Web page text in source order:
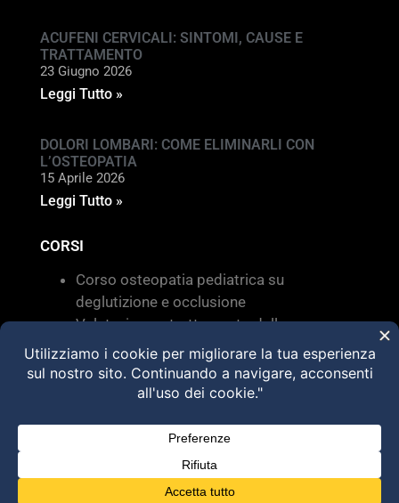
ACUFENI CERVICALI: SINTOMI, CAUSE E
TRATTAMENTO
23 Giugno 2026
Leggi Tutto »
DOLORI LOMBARI: COME ELIMINARLI CON
L’OSTEOPATIA
15 Aprile 2026
Leggi Tutto »
CORSI
Corso osteopatia pediatrica su
deglutizione e occlusione
Valutazione e trattamento delle
disfunzioni dei sistemi di movimento –
Torino 28 MARZO 2026
HVLA – Moduli Clinici – 2026
@2025 Dott. Alessandro Carollo – All rights